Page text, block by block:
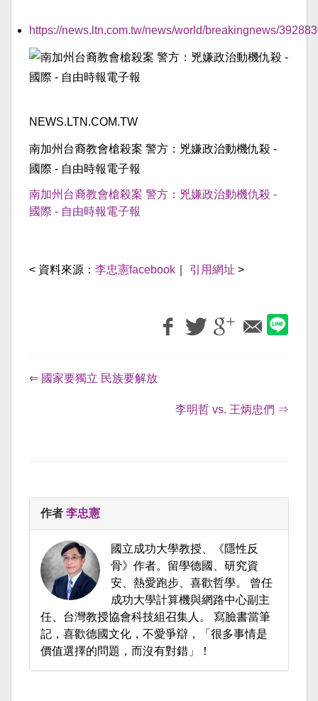
https://news.ltn.com.tw/news/world/breakingnews/
NEWS.LTN.COM.TW
南加州台裔教會槍殺案 警方：兇嫌政治動機仇殺 -
國際 - 自由時報電子報
南加州台裔教會槍殺案 警方：兇嫌政治動機仇殺 -
國際 - 自由時報電子報
< 資料來源： 李忠憲facebook 引用網址 >
⇐ 國家要獨立 民族要解放
李明哲 vs. 王炳忠們 ⇒
作者 李忠憲
國立成功大學教授、《隱性反
骨》作者。留學德國、研究資
安、熱愛跑步、喜歡哲學。 曾任
成功大學計算機與網路中心副主
任、台灣教授協會科技組召集人。 寫臉書當筆
記，喜歡德國文化，不愛爭辯，「很多事情是
價值選擇的問題，而沒有對錯」！